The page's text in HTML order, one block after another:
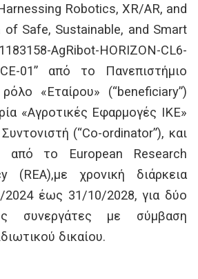
Robotics, XR/AR, and
Safe, Sustainable, and Smart
AgRibot-HORIZON-CL6-
01” από το Πανεπιστήμιο
«Εταίρου» (“beneficiary”)
«Αγροτικές Εφαρμογές ΙΚΕ»
(“Co-ordinator”), και
από το European Research
(REA),με χρονική διάρκεια
έως 31/10/2028, για δύο
συνεργάτες με σύμβαση
δικαίου.